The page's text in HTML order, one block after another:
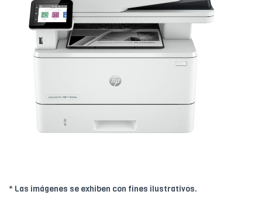
* Las imágenes se exhiben con fines ilustrativos.